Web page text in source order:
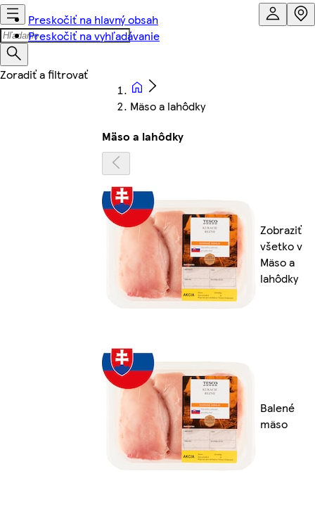
Preskočiť na hlavný obsah
Preskočiť na vyhľadávanie
Mäso a lahôdky
Mäso a lahôdky
Zobraziť
všetko v
Mäso a
lahôdky
Balené
mäso